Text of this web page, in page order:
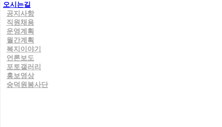
오시는길
공지사항
직원채용
운영계획
월간계획
복지이야기
언론보도
포토갤러리
홍보영상
숭덕원봉사단